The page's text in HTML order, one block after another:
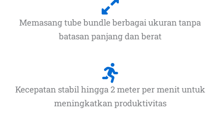
Memasang tube bundle berbagai ukuran tanpa
batasan panjang dan berat
Kecepatan stabil hingga 2 meter per menit untuk
meningkatkan produktivitas